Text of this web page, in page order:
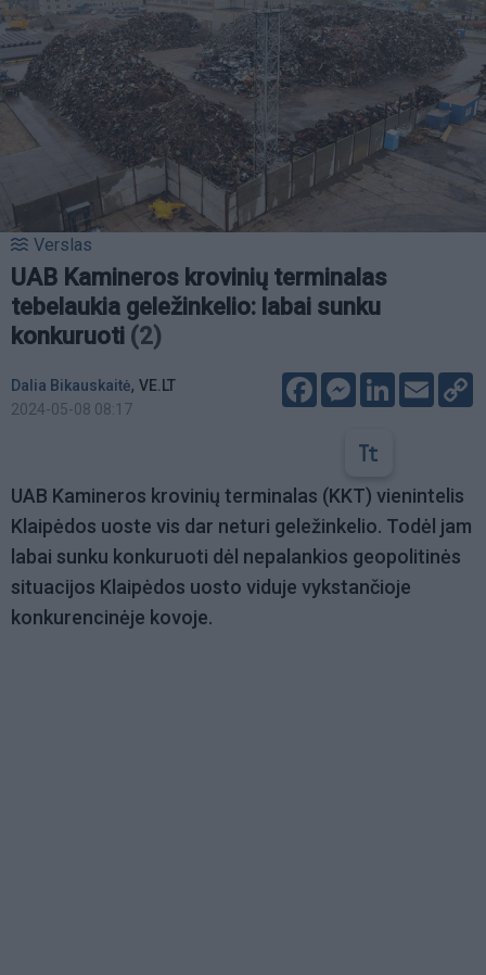
Verslas
UAB Kamineros krovinių terminalas
tebelaukia geležinkelio: labai sunku
konkuruoti (2)
Dalia Bikauskaitė, VE.LT
2024-05-08 08:17
FacebookMessenger
LinkedIn
Email
UAB Kamineros krovinių terminalas (KKT) vienintelis
Klaipėdos uoste vis dar neturi geležinkelio. Todėl jam
labai sunku konkuruoti dėl nepalankios geopolitinės
situacijos Klaipėdos uosto viduje vykstančioje
konkurencinėje kovoje.